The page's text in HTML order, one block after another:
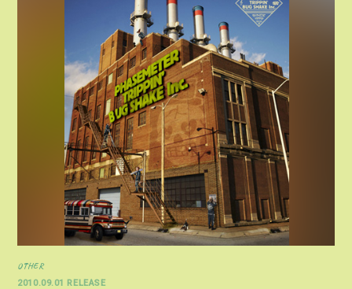
OTHER
2010.09.01 RELEASE